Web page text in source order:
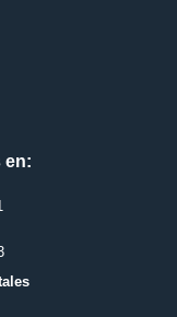
en: